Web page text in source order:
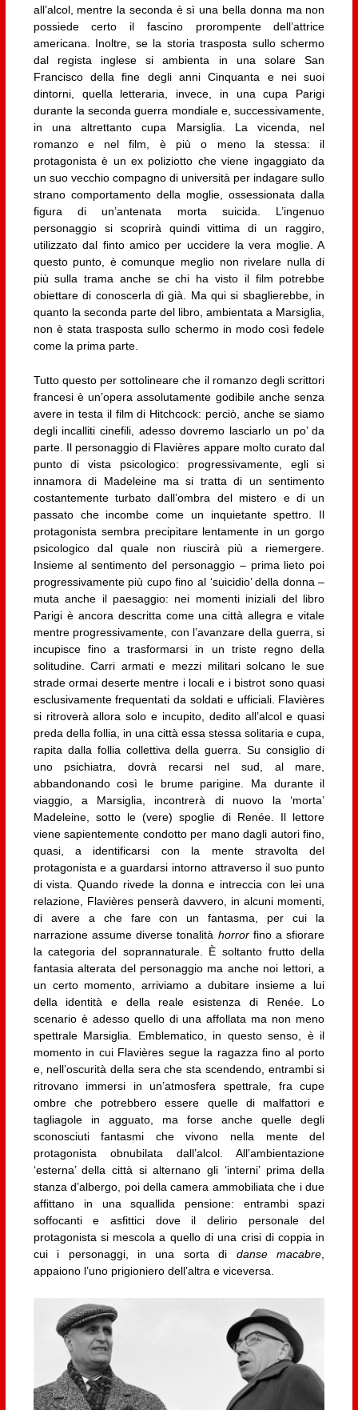
all’alcol, mentre la seconda è sì una bella donna ma non
possiede certo il fascino prorompente dell’attrice
americana. Inoltre, se la storia trasposta sullo schermo
dal regista inglese si ambienta in una solare San
Francisco della fine degli anni Cinquanta e nei suoi
dintorni, quella letteraria, invece, in una cupa Parigi
durante la seconda guerra mondiale e, successivamente,
in una altrettanto cupa Marsiglia. La vicenda, nel
romanzo e nel film, è più o meno la stessa: il
protagonista è un ex poliziotto che viene ingaggiato da
un suo vecchio compagno di università per indagare sullo
strano comportamento della moglie, ossessionata dalla
figura di un’antenata morta suicida. L’ingenuo
personaggio si scoprirà quindi vittima di un raggiro,
utilizzato dal finto amico per uccidere la vera moglie. A
questo punto, è comunque meglio non rivelare nulla di
più sulla trama anche se chi ha visto il film potrebbe
obiettare di conoscerla di già. Ma qui si sbaglierebbe, in
quanto la seconda parte del libro, ambientata a Marsiglia,
non è stata trasposta sullo schermo in modo così fedele
come la prima parte.
Tutto questo per sottolineare che il romanzo degli scrittori
francesi è un’opera assolutamente godibile anche senza
avere in testa il film di Hitchcock: perciò, anche se siamo
degli incalliti cinefili, adesso dovremo lasciarlo un po’ da
parte. Il personaggio di Flavières appare molto curato dal
punto di vista psicologico: progressivamente, egli si
innamora di Madeleine ma si tratta di un sentimento
costantemente turbato dall’ombra del mistero e di un
passato che incombe come un inquietante spettro. Il
protagonista sembra precipitare lentamente in un gorgo
psicologico dal quale non riuscirà più a riemergere.
Insieme al sentimento del personaggio – prima lieto poi
progressivamente più cupo fino al ‘suicidio’ della donna –
muta anche il paesaggio: nei momenti iniziali del libro
Parigi è ancora descritta come una città allegra e vitale
mentre progressivamente, con l’avanzare della guerra, si
incupisce fino a trasformarsi in un triste regno della
solitudine. Carri armati e mezzi militari solcano le sue
strade ormai deserte mentre i locali e i bistrot sono quasi
esclusivamente frequentati da soldati e ufficiali. Flavières
si ritroverà allora solo e incupito, dedito all’alcol e quasi
preda della follia, in una città essa stessa solitaria e cupa,
rapita dalla follia collettiva della guerra. Su consiglio di
uno psichiatra, dovrà recarsi nel sud, al mare,
abbandonando così le brume parigine. Ma durante il
viaggio, a Marsiglia, incontrerà di nuovo la ‘morta’
Madeleine, sotto le (vere) spoglie di Renée. Il lettore
viene sapientemente condotto per mano dagli autori fino,
quasi, a identificarsi con la mente stravolta del
protagonista e a guardarsi intorno attraverso il suo punto
di vista. Quando rivede la donna e intreccia con lei una
relazione, Flavières penserà davvero, in alcuni momenti,
di avere a che fare con un fantasma, per cui la
narrazione assume diverse tonalità horrorfino a sfiorare
la categoria del soprannaturale. È soltanto frutto della
fantasia alterata del personaggio ma anche noi lettori, a
un certo momento, arriviamo a dubitare insieme a lui
della identità e della reale esistenza di Renée. Lo
scenario è adesso quello di una affollata ma non meno
spettrale Marsiglia. Emblematico, in questo senso, è il
momento in cui Flavières segue la ragazza fino al porto
e, nell’oscurità della sera che sta scendendo, entrambi si
ritrovano immersi in un’atmosfera spettrale, fra cupe
ombre che potrebbero essere quelle di malfattori e
tagliagole in agguato, ma forse anche quelle degli
sconosciuti fantasmi che vivono nella mente del
protagonista obnubilata dall’alcol. All’ambientazione
‘esterna’ della città si alternano gli ‘interni’ prima della
stanza d’albergo, poi della camera ammobiliata che i due
affittano in una squallida pensione: entrambi spazi
soffocanti e asfittici dove il delirio personale del
protagonista si mescola a quello di una crisi di coppia in
cui i personaggi, in una sorta di danse macabre,
appaiono l’uno prigioniero dell’altra e viceversa.